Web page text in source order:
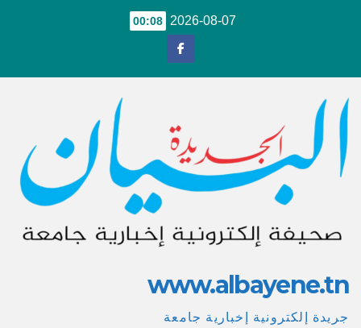
2026-08-07
00:08
www.albayene.tn
جريدة إلكترونية إخبارية جامعة